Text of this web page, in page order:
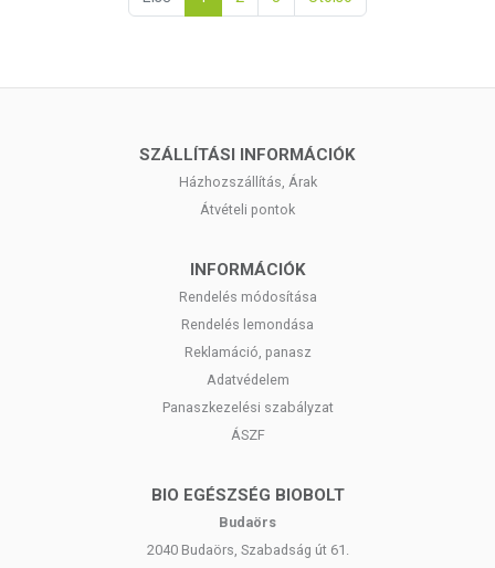
SZÁLLÍTÁSI INFORMÁCIÓK
Házhozszállítás, Árak
Átvételi pontok
INFORMÁCIÓK
Rendelés módosítása
Rendelés lemondása
Reklamáció, panasz
Adatvédelem
Panaszkezelési szabályzat
ÁSZF
BIO EGÉSZSÉG BIOBOLT
Budaörs
2040 Budaörs, Szabadság út 61.